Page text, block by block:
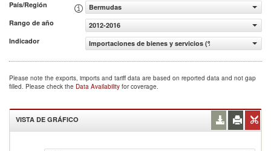
País/Región
Bermudas
Rango de año
2012-2016
Indicador
Importaciones de bienes y servicios (% del crecimiento
Please note the exports, imports and tariff data are based on reported data and not gap
filled. Please check the Data Availability for coverage.
VISTA DE GRÁFICO